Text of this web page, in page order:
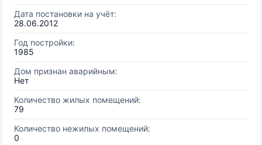
Дата постановки на учёт:
28.06.2012
Год постройки:
1985
Дом признан аварийным:
Нет
Количество жилых помещений:
79
Количество нежилых помещений:
0